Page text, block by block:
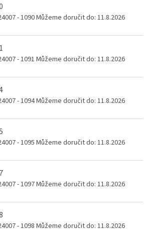
- 1090Můžeme doručit do: 11.8.2026
- 1091Můžeme doručit do: 11.8.2026
- 1094Můžeme doručit do: 11.8.2026
- 1095Můžeme doručit do: 11.8.2026
- 1097Můžeme doručit do: 11.8.2026
- 1098Můžeme doručit do: 11.8.2026